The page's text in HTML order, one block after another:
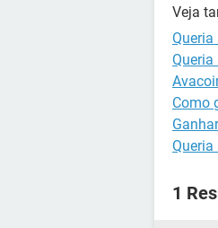
Veja
Queria
Como
1